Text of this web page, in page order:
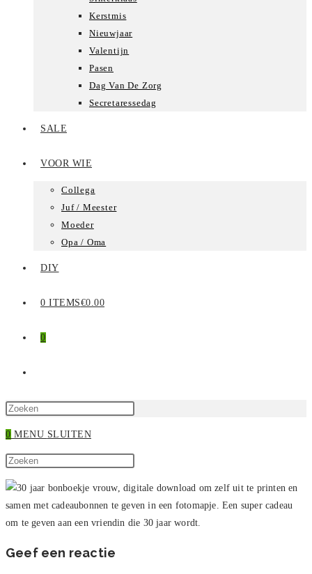
Kerstmis
Nieuwjaar
Valentijn
Pasen
Dag Van De Zorg
Secretaressedag
SALE
VOOR WIE
Collega
Juf / Meester
Moeder
Opa / Oma
DIY
0 ITEMS€0.00
0
ZOEKEN
zoekpaneel
sluiten.
0 MENU SLUITEN
Zoek
op
Escape
Geef een reactie